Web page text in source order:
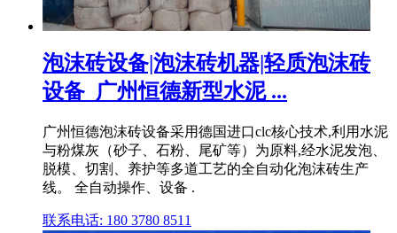
泡沫砖设备|泡沫砖机器|轻质泡沫砖
设备_广州恒德新型水泥 ...
广州恒德泡沫砖设备采用德国进口clc核心技术,利用水泥
与粉煤灰（砂子、石粉、尾矿等）为原料,经水泥发泡、
脱模、切割、养护等多道工艺的全自动化泡沫砖生产
线。 全自动操作、设备 .
联系电话: 180 3780 8511